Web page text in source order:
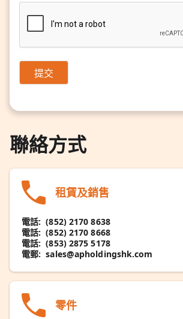
提交
聯絡方式
租賃及銷售
電話: (852) 2170 8638
電話: (852) 2170 8668
電話: (853) 2875 5178
電郵: sales@apholdingshk.com
零件